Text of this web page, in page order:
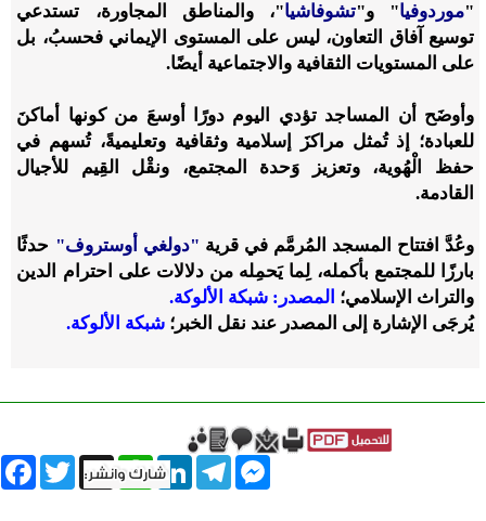
"موردوفيا" و"تشوفاشيا"، والمناطق المجاورة، تستدعي
توسيع آفاق التعاون، ليس على المستوى الإيماني فحسبُ، بل
على المستويات الثقافية والاجتماعية أيضًا.
وأوضَح أن المساجد تؤدي اليوم دورًا أوسعَ من كونها أماكنَ
للعبادة؛ إذ تُمثل مراكزَ إسلامية وثقافية وتعليميةً، تُسهم في
حفظ الْهُوية، وتعزيز وَحدة المجتمع، ونقْل القِيم للأجيال
القادمة.
وعُدَّ افتتاح المسجد المُرمَّم في قرية "دولغي أوستروف" حدثًا
بارزًا للمجتمع بأكمله، لِما يَحمِله من دلالات على احترام الدين
والتراث الإسلامي؛ المصدر: شبكة الألوكة.
يُرجَى الإشارة إلى المصدر عند نقل الخبر؛ شبكة الألوكة.
Twitter X
WhatsAppLinkedInTelegram
Messenger